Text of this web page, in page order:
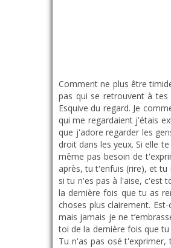
Comment ne plus être timide ? Alors, durant de très longues années, j'ai fait partie de la famille des très grands timides, tu vois le genre ? Il y a des personnes que tu ne connais pas qui se retrouvent à tes côtés, et elles se mettent à te parler, ou même avant même qu'elles te parlent, elles cherchent à croiser ton regard, et ta réaction, c'est quoi ? Esquive du regard. Je commençais à mettre mes mains dans les poches, à croiser mes bras, parce que j'étais pas à l'aise, dès qu'il y avait des personnes que je connaissais pas qui me regardaient j'étais extrêmement timide. Maintenant, je regarde les gens droit dans les yeux. J'ai tendance à les intimider, mais c'est pas forcément fait exprès. C'est juste que j'adore regarder les gens droit dans les yeux, parce que comme on dit, les yeux sont le reflet de l'âme. Tu peux apprendre beaucoup de choses en regardant une personne droit dans les yeux. Si elle te ment, si elle a confiance en elle, si elle t'aime... Les choses les plus essentielles, tu les découvres en regardant une personne droit dans les yeux. T'as même pas besoin de t'exprimer. Mais quand tu es timide, tu n'arrives pas à le faire. Tu ne peux pas fixer une personne droit dans les yeux pendant plus de deux secondes, et après, tu t'enfuis (rire), et tu reviens éventuellement – dans l'idéal. C'est ce qu'on va essayer de faire : revenir, et changer le scénario. Donc déjà, pour commencer, si tu es timide, si tu n'es pas à l'aise, c'est tout simplement parce que tu valorises trop les gens, et pas assez ta propre personne.